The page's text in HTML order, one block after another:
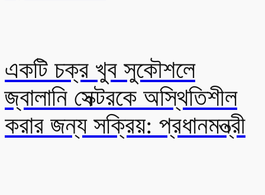
একটি চক্র খুব সুকৌশলে
জ্বালানি সেক্টরকে অস্থিতিশীল
করার জন্য সক্রিয়: প্রধানমন্ত্রী